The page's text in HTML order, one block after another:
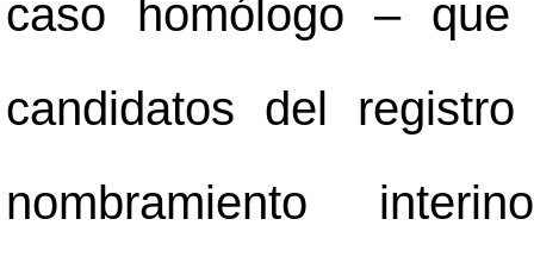
caso homólogo –que
candidatos del
nombramiento